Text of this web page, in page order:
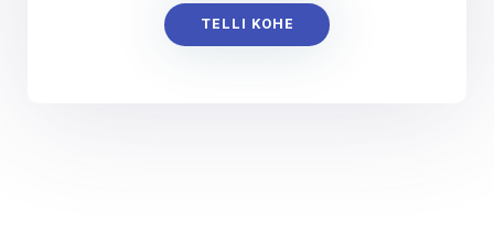
TELLI KOHE